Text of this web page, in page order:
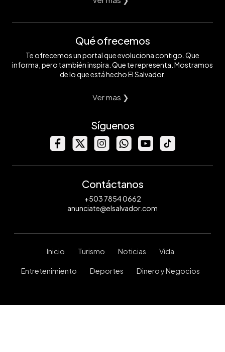
Qué ofrecemos
Te ofrecemos un portal que evoluciona contigo. Que
informa, pero también inspira. Que te representa. Mostramos
de lo que está hecho El Salvador.
Ver mas ❯
Síguenos
Contáctanos
+503 7854 0662
anunciate@elsalvador.com
Inicio Turismo Noticias Vida
Entretenimiento Deportes Dinero y Negocios